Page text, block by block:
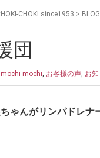
CHOKI since1953 > BLOG
団
mochi-mochi, お客様の声, お
ゃんがリンパドレナ